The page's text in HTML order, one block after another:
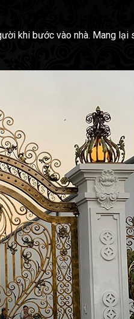
khi bước vào nhà. Mang lại